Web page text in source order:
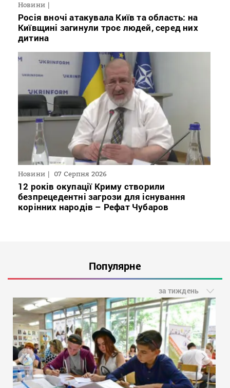
Новини
Росія вночі атакувала Київ та область: на
Київщині загинули троє людей, серед них
дитина
Новини 07 Серпня 2026
12 років окупації Криму створили
безпрецедентні загрози для існування
корінних народів – Рефат Чубаров
Популярне
за тиждень